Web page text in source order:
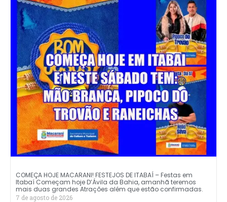
COMEÇA HOJE MACARANI! FESTEJOS DE ITABAÍ – Festas em
Itabaí Começam hoje D’Ávila da Bahia, amanhã teremos
mais duas grandes Atrações além que estão confirmadas.
7 de agosto de 2026